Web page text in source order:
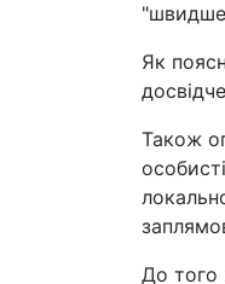
"швидше
Як
Також
До того